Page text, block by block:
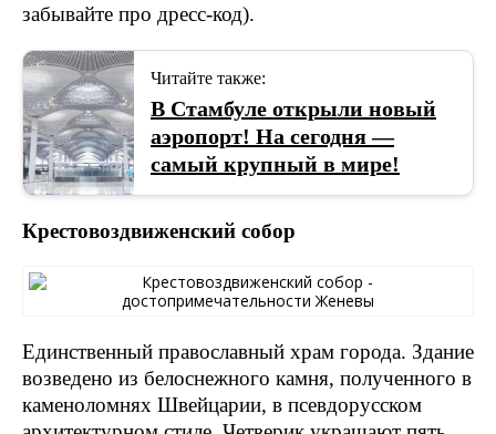
забывайте про дресс-код).
Читайте также:
В Стамбуле открыли новый
аэропорт! На сегодня —
самый крупный в мире!
Крестовоздвиженский собор
Единственный православный храм города. Здание
возведено из белоснежного камня, полученного в
каменоломнях Швейцарии, в псевдорусском